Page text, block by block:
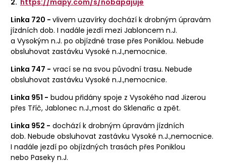
Linka 720 - vlivem uzavírky dochází k drobným úpravám
jízdních dob. I nadále jezdí mezi Jabloncem n.J.
a Vysokým n.J. po objízdné trase přes Poniklou. Nebude
obsluhovat zastávku Vysoké n.J.,nemocnice.
Linka 747 - vrací se na svou původní trasu. Nebude
obsluhovat zastávku Vysoké n.J.,nemocnice.
Linka 951 - budou přidány spoje z Vysokého nad Jizerou
přes Tříč, Jablonec n.J.,most do Sklenařic a zpět.
Linka 952 - dochází k drobným úpravám jízdních
dob. Nebude obsluhovat zastávku Vysoké n.J.,nemocnice.
I nadále jezdí po objízdných trasách přes Poniklou
nebo Paseky n.J.